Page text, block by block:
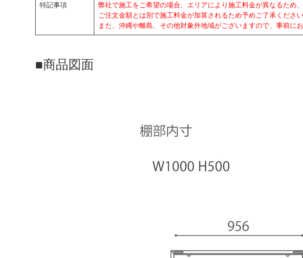
特記事項
弊社で施工をご希望の場合、エリアにより施工料金が異なるため
ご注文金額とは別で施工料金が加算されるため予めご了承ください
また、沖縄や離島、その他対象外地域がございますので、事前に
■商品図面